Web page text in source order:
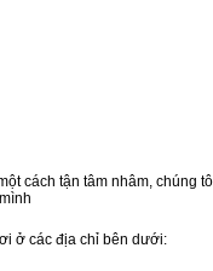
cách tận tâm nhâm,
ở các địa chỉ bên dưới: